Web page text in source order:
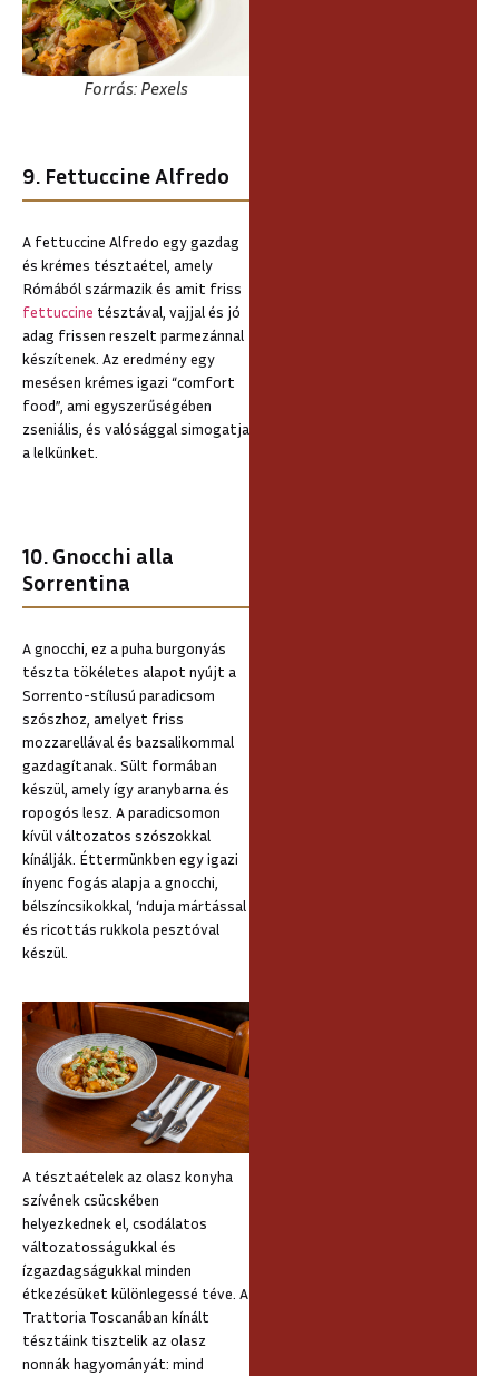
Forrás: Pexels
9. Fettuccine Alfredo
A fettuccine Alfredo egy gazdag
és krémes tésztaétel, amely
Rómából származik és amit friss
fettuccine tésztával, vajjal és jó
adag frissen reszelt parmezánnal
készítenek. Az eredmény egy
mesésen krémes igazi “comfort
food”, ami egyszerűségében
zseniális, és valósággal simogatja
a lelkünket.
10. Gnocchi alla
Sorrentina
A gnocchi, ez a puha burgonyás
tészta tökéletes alapot nyújt a
Sorrento-stílusú paradicsom
szószhoz, amelyet friss
mozzarellával és bazsalikommal
gazdagítanak. Sült formában
készül, amely így aranybarna és
ropogós lesz. A paradicsomon
kívül változatos szószokkal
kínálják. Éttermünkben egy igazi
ínyenc fogás alapja a gnocchi,
bélszíncsikokkal, ‘nduja mártással
és ricottás rukkola pesztóval
készül.
A tésztaételek az olasz konyha
szívének csücskében
helyezkednek el, csodálatos
változatosságukkal és
ízgazdagságukkal minden
étkezésüket különlegessé téve. A
Trattoria Toscanában kínált
tésztáink tisztelik az olasz
nonnák hagyományát: mind